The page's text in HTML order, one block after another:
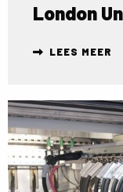
London
LEES MEER
Lees
meer
over
Monitoring
TenneT